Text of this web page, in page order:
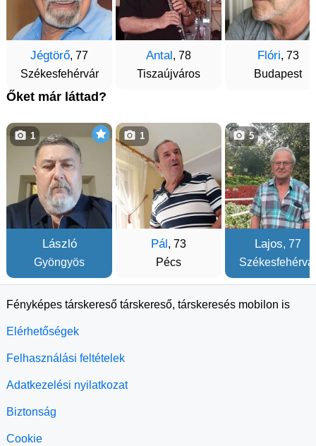
Jégtörő, 77
Székesfehérvár
Antal , 78
Tiszaújváros
Flóri, 73
Budapest
Őket már láttad?
László
Gyöngyös
1
Pál , 73
Pécs
1
Lajos, 77
5
Fényképes társkereső társkereső, társkeresés mobilon is
Elérhetőségek
Felhasználási feltételek
Adatkezelési nyilatkozat
Biztonság
Cookie